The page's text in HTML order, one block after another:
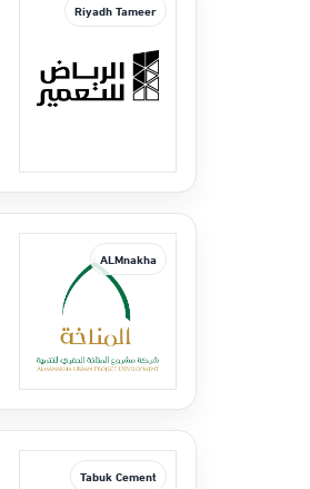
Riyadh Tameer
ALMnakha
Tabuk Cement